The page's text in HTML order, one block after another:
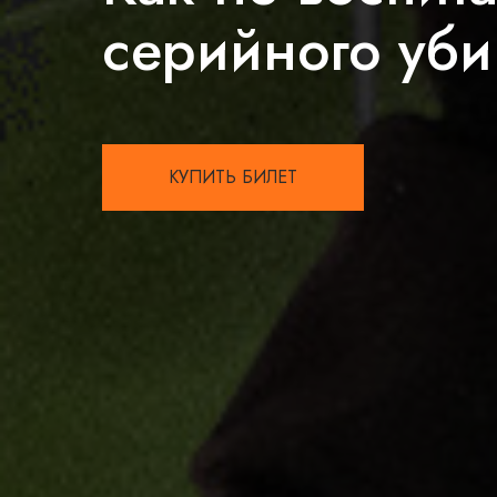
серийного
КУПИТЬ БИЛЕТ